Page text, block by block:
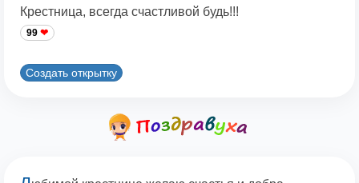
Крестница, всегда счастливой будь!!!
99
Создать открытку